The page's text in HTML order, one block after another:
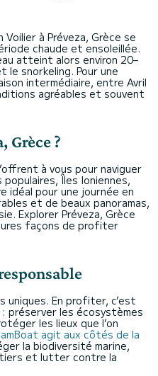
Voilier à Préveza, Grèce se
chaude et ensoleillée.
atteint alors environ 20–
le snorkeling. Pour une
intermédiaire, entre Avril
agréables et souvent
Grèce ?
à vous pour naviguer
populaires, Îles Ioniennes,
idéal pour une journée en
et de beaux panoramas,
Explorer Préveza, Grèce
façons de profiter
uniques. En profiter, c’est
préserver les écosystèmes
les lieux que l’on
agit aux côtés de la
la biodiversité marine,
et lutter contre la